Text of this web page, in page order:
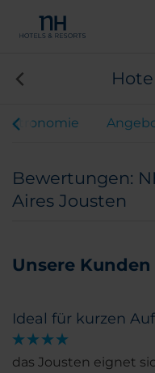
Bewertungen:
Aires Jousten
Unsere
Ideal für kurzen
das Jousten eignet